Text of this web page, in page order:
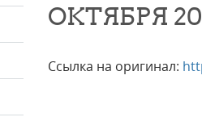
ОКТЯБРЯ
Ссылка на оригинал: